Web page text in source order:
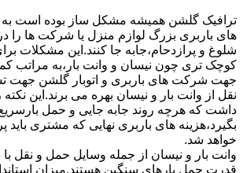
ترافیک گلشن همیشه مشکل ساز بوده است به
های باربری بزرگ لوازم منزل یا شرکت ها را
شلوغ و پرازدحام،جابه جا کنند.این مشکلات
کوچک تری چون نیسان و وانت بار،به مراتب
جهت شرکت های باربری و اتوبار گلشن جهت
نقل از وانت بار و نیسان بهره می برند.این نکته
داشت که هرچه روند جابه جایی و حمل بارسریع
بگیرد،هزینه های باربری نهایی که مشتری باید
خواهد شد.
وانت بار و نیسان از جمله وسایل حمل و نقل با
قدرت حمل بارهای سنگین هستند.میزان